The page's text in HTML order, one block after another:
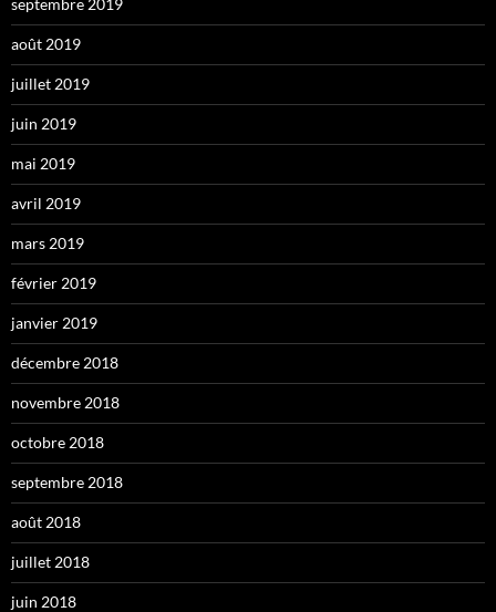
août 2019
juillet 2019
juin 2019
mai 2019
avril 2019
mars 2019
février 2019
janvier 2019
décembre 2018
novembre 2018
octobre 2018
septembre 2018
août 2018
juillet 2018
juin 2018